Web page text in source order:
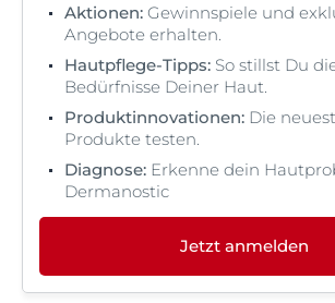
Aktionen: Gewinnspiele und
Angebote erhalten.
Hautpflege-Tipps: So stillst Du
Bedürfnisse Deiner Haut.
Produktinnovationen: Die
Produkte testen.
Diagnose: Erkenne dein
Dermanostic
Jetzt anmelden